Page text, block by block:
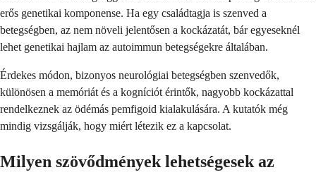
erős genetikai komponense. Ha egy családtagja is szenved a
betegségben, az nem növeli jelentősen a kockázatát, bár egyeseknél
lehet genetikai hajlam az autoimmun betegségekre általában.
Érdekes módon, bizonyos neurológiai betegségben szenvedők,
különösen a memóriát és a kogníciót érintők, nagyobb kockázattal
rendelkeznek az ödémás pemfigoid kialakulására. A kutatók még
mindig vizsgálják, hogy miért létezik ez a kapcsolat.
Milyen szövődmények lehetségesek az